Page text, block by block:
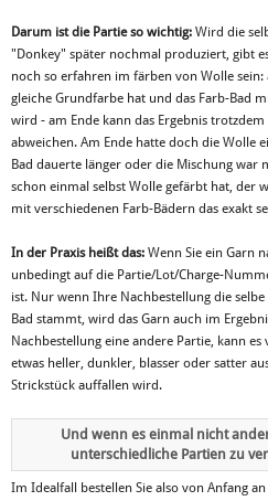
Darum ist die Partie so wichtig: Wird die
"Donkey" später nochmal produziert, gibt
noch so erfahren im färben von Wolle
gleiche Grundfarbe hat und das Farb-Bad
wird - am Ende kann das Ergebnis
abweichen. Am Ende hatte doch die Wolle
Bad dauerte länger oder die Mischung
schon einmal selbst Wolle gefärbt hat, der
mit verschiedenen Farb-Bädern das exakt
In der Praxis heißt das: Wenn Sie ein Garn
unbedingt auf die Partie/Lot/Charge-
ist. Nur wenn Ihre Nachbestellung die
Bad stammt, wird das Garn auch im
Nachbestellung eine andere Partie, kann
etwas heller, dunkler, blasser oder satter
Strickstück auffallen wird.
Und wenn es einmal nicht
unterschiedliche Partien zu
Im Idealfall bestellen Sie also von Anfang